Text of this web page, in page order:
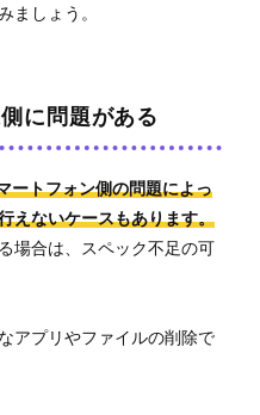
ましょう。
に問題がある
ートフォン側の問題によっ
えないケースもあります。
場合は、スペック不足の可
アプリやファイルの削除で